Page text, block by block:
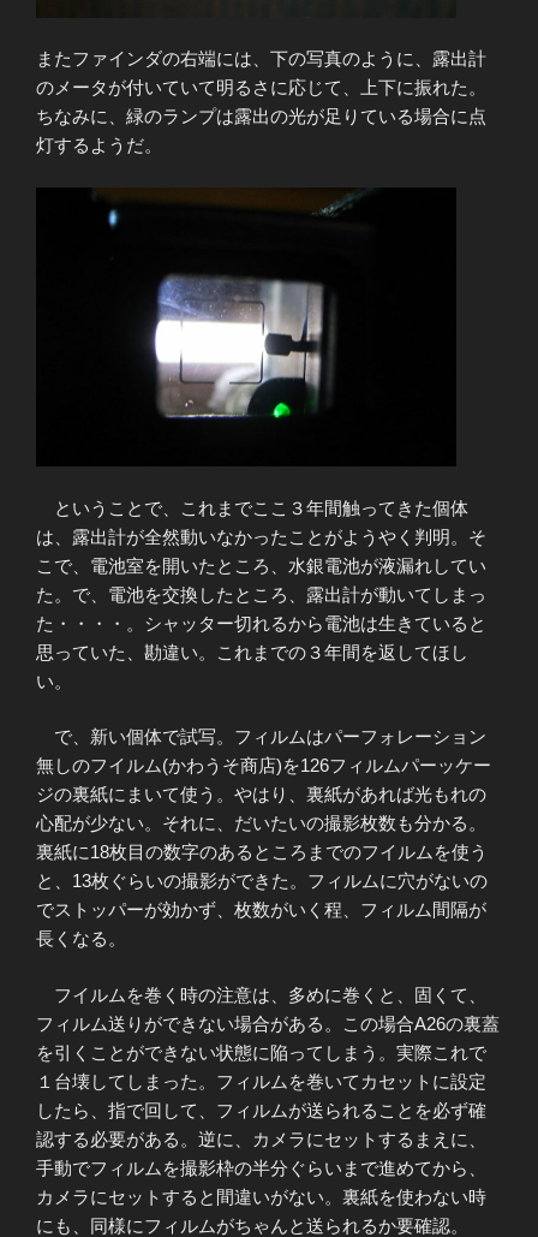
またファインダの右端には、下の写真のように、露出計
のメータが付いていて明るさに応じて、上下に振れた。
ちなみに、緑のランプは露出の光が足りている場合に点
灯するようだ。
ということで、これまでここ３年間触ってきた個体
は、露出計が全然動いなかったことがようやく判明。そ
こで、電池室を開いたところ、水銀電池が液漏れしてい
た。で、電池を交換したところ、露出計が動いてしまっ
た・・・・。シャッター切れるから電池は生きていると
思っていた、勘違い。これまでの３年間を返してほし
い。
で、新い個体で試写。フィルムはパーフォレーション
無しのフイルム(かわうそ商店)を126フィルムパーッケー
ジの裏紙にまいて使う。やはり、裏紙があれば光もれの
心配が少ない。それに、だいたいの撮影枚数も分かる。
裏紙に18枚目の数字のあるところまでのフイルムを使う
と、13枚ぐらいの撮影ができた。フィルムに穴がないの
でストッパーが効かず、枚数がいく程、フィルム間隔が
長くなる。
フイルムを巻く時の注意は、多めに巻くと、固くて、
フィルム送りができない場合がある。この場合A26の裏蓋
を引くことができない状態に陥ってしまう。実際これで
１台壊してしまった。フィルムを巻いてカセットに設定
したら、指で回して、フィルムが送られることを必ず確
認する必要がある。逆に、カメラにセットするまえに、
手動でフィルムを撮影枠の半分ぐらいまで進めてから、
カメラにセットすると間違いがない。裏紙を使わない時
にも、同様にフィルムがちゃんと送られるか要確認。